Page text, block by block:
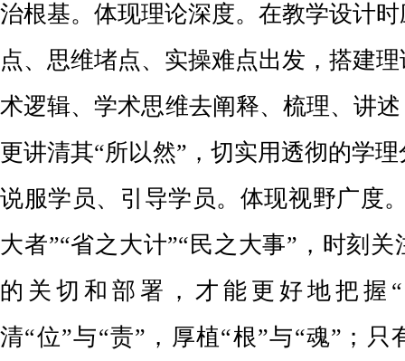
治根基。体现理论深度。在教学设计
点、思维堵点、实操难点出发，搭建
术逻辑、学术思维去阐释、梳理、讲
更讲清其“所以然”，切实用透彻的学
说服学员、引导学员。体现视野广度
大者”“省之大计”“民之大事”，时刻
的关切和部署，才能更好地把握
清“位”与“责”，厚植“根”与“魂”；只